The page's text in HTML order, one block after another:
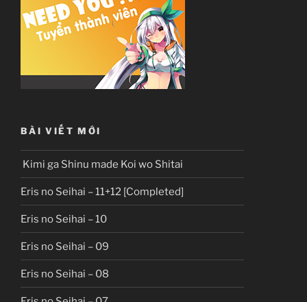
BÀI VIẾT MỚI
Kimi ga Shinu made Koi wo Shitai
Eris no Seihai – 11+12 [Completed]
Eris no Seihai – 10
Eris no Seihai – 09
Eris no Seihai – 08